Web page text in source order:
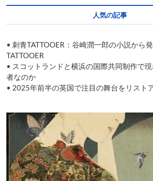
作
台
「誠
實
浴
（The
Honest
Desires）」
が
台
北
で
幕
を
人気の記事
•刺青TATTOOER：谷崎潤一郎の小説から
TATTOOER
• スコットランドと横浜の国際共同制作で
者なのか
• 2025年前半の英国で注目の舞台をリスト